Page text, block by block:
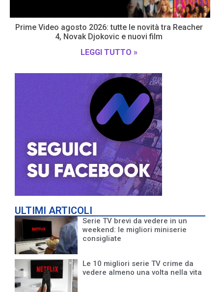
Prime Video agosto 2026: tutte le novità tra Reacher
4, Novak Djokovic e nuovi film
LEGGI TUTTO »
ULTIMI ARTICOLI
Serie TV brevi da vedere in un
weekend: le migliori miniserie
consigliate
Le 10 migliori serie TV crime da
vedere almeno una volta nella vita